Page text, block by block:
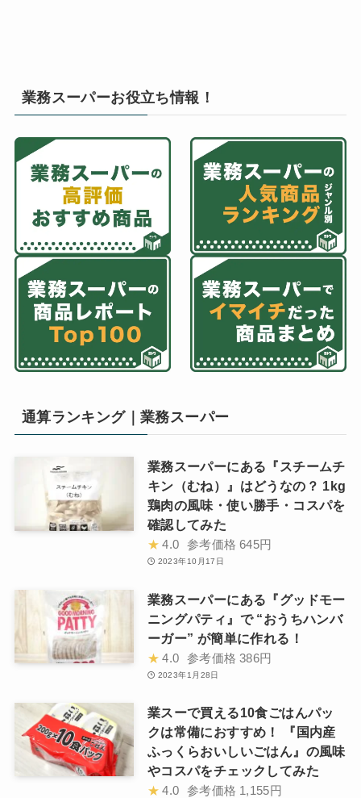
業務スーパーお役立ち情報！
通算ランキング｜業務スーパー
業務スーパーにある『スチームチ
キン（むね）』はどうなの？ 1kg
鶏肉の風味・使い勝手・コスパを
確認してみた
★ 4.0 参考価格 645円
2023年10月17日
業務スーパーにある『グッドモー
ニングパティ』で “おうちハンバ
ーガー” が簡単に作れる！
★ 4.0 参考価格 386円
2023年1月28日
業スーで買える10食ごはんパッ
クは常備におすすめ！ 『国内産
ふっくらおいしいごはん』の風味
やコスパをチェックしてみた
★ 4.0 参考価格 1,155円